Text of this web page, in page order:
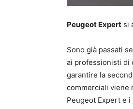
Peugeot Expert si
Sono già passati
ai professionisti di
garantire la
commerciali viene
Peugeot Expert e